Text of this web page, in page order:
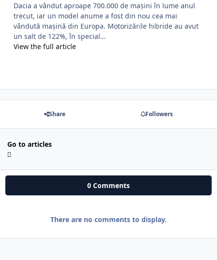
Dacia a vândut aproape 700.000 de mașini în lume anul
trecut, iar un model anume a fost din nou cea mai
vândută mașină din Europa. Motorizările hibride au avut
un salt de 122%, în special…
View the full article
Share Followers
Go to articles
0 Comments
There are no comments to display.